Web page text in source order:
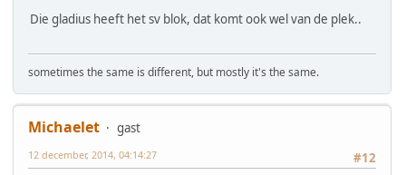
Die gladius heeft het sv blok, dat komt ook wel van de plek..
sometimes the same is different, but mostly it's the same.
Michaelet
gast
#12
12 december, 2014, 04:14:27